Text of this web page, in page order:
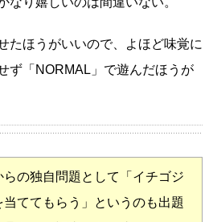
たほうがいいので、よほど味覚に
ず「NORMAL」で遊んだほうが
の独自問題として「イチゴジ
ててもらう」というのも出題